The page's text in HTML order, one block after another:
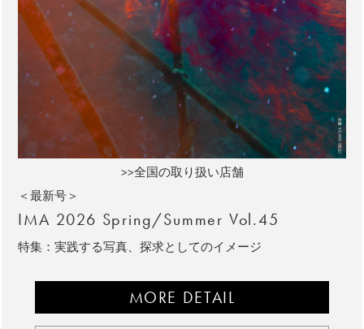
>>全国の取り扱い店舗
＜最新号＞
IMA 2026 Spring/Summer Vol.45
特集：実践する写真、探求としてのイメージ
MORE DETAIL